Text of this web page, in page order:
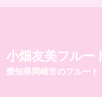
小畑友美フルー
愛知県岡崎市のフルート